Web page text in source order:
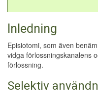
Inledning
Episiotomi, som även
vidga förlossningskanalens
förlossning.
Selektiv